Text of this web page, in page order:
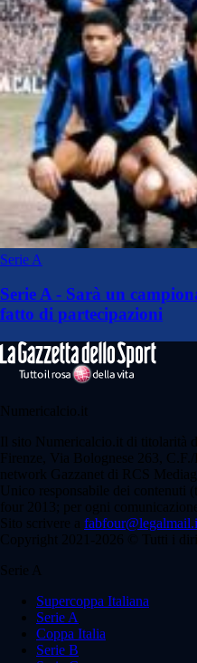
Serie A
Serie A - Sarà un
fatto di partecipazioni
Numericalcio.it
Il sito Numericalcio.it di titolarità
Firenze, Via Bolognese 263,
network Gazzanet di RCS
Unico responsabile dei contenuti
four 2013; per ogni
Sito scrivere a
Copyright 2021-2026 © Tutti i
Serie A
Supercoppa Italiana
Serie A
Coppa Italia
Serie B